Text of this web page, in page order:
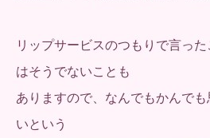
リップサービスのつもりで言っ
はそうでないことも
ありますので、なんでもかんで
いという